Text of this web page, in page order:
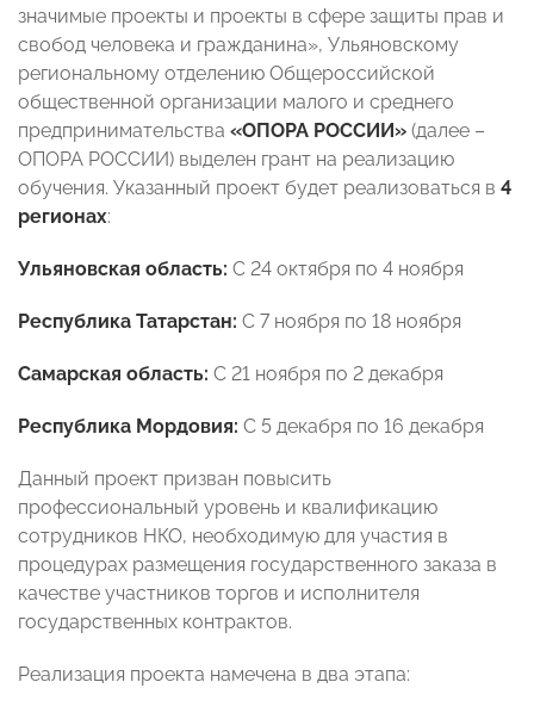
значимые проекты и проекты в сфере защиты прав и
свобод человека и гражданина», Ульяновскому
региональному отделению Общероссийской
общественной организации малого и среднего
предпринимательства «ОПОРА РОССИИ» (далее –
ОПОРА РОССИИ) выделен грант на реализацию
обучения. Указанный проект будет реализоваться в 4
регионах:
Ульяновская область: С 24 октября по 4 ноября
Республика Татарстан: С 7 ноября по 18 ноября
Самарская область: С 21 ноября по 2 декабря
Республика Мордовия: С 5 декабря по 16 декабря
Данный проект призван повысить
профессиональный уровень и квалификацию
сотрудников НКО, необходимую для участия в
процедурах размещения государственного заказа в
качестве участников торгов и исполнителя
государственных контрактов.
Реализация проекта намечена в два этапа: